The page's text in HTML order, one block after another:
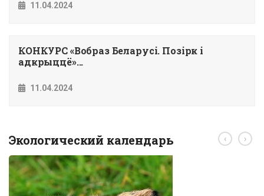
11.04.2024
КОНКУРС «Вобраз Беларусi. Позiрк i
адкрыццё»...
11.04.2024
Экологический календарь ‹ ›